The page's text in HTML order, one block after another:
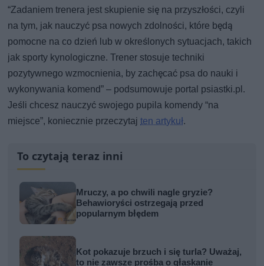
“Zadaniem trenera jest skupienie się na przyszłości, czyli
na tym, jak nauczyć psa nowych zdolności, które będą
pomocne na co dzień lub w określonych sytuacjach, takich
jak sporty kynologiczne. Trener stosuje techniki
pozytywnego wzmocnienia, by zachęcać psa do nauki i
wykonywania komend” – podsumowuje portal psiastki.pl.
Jeśli chcesz nauczyć swojego pupila komendy “na
miejsce”, koniecznie przeczytajten artykuł.
To czytają teraz inni
Mruczy, a po chwili nagle gryzie?
Behawioryści ostrzegają przed
popularnym błędem
Kot pokazuje brzuch i się turla? Uważaj,
to nie zawsze prośba o głaskanie